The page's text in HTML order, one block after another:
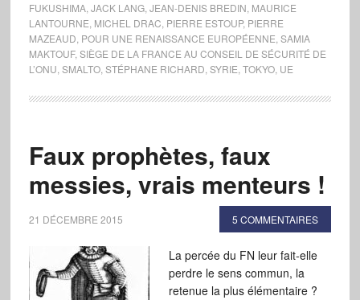
FUKUSHIMA, JACK LANG, JEAN-DENIS BREDIN MAURICE
LANTOURNE MICHEL DRAC PIERRE ESTOUP, PIERRE
MAZEAUD POUR UNE RENAISSANCE EUROPÉENNE SAMIA
MAKTOUF, SIÈGE DE LA FRANCE AU CONSEIL DE SÉCURITÉ DE
L’ONU SMALTO, STÉPHANE RICHARD SYRIE TOKYO, UE
Faux prophètes, faux
messies, vrais menteurs !
21 DÉCEMBRE 2015 5 COMMENTAIRES
La percée du FN leur fait-elle
perdre le sens commun, la
retenue la plus élémentaire ?